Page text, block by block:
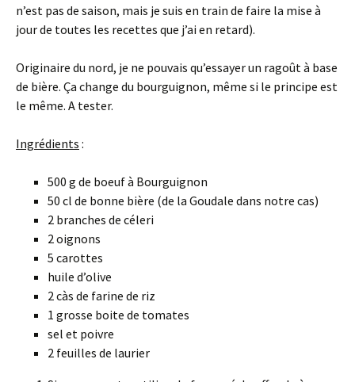
n’est pas de saison, mais je suis en train de faire la mise à
jour de toutes les recettes que j’ai en retard).
Originaire du nord, je ne pouvais qu’essayer un ragoût à base
de bière. Ça change du bourguignon, même si le principe est
le même. A tester.
Ingrédients :
500 g de boeuf à Bourguignon
50 cl de bonne bière (de la Goudale dans notre cas)
2 branches de céleri
2 oignons
5 carottes
huile d’olive
2 càs de farine de riz
1 grosse boite de tomates
sel et poivre
2 feuilles de laurier